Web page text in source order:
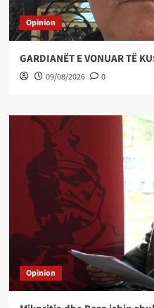
Opinion
GARDIANËT E VONUAR TË
09/08/2026 0
Opinion